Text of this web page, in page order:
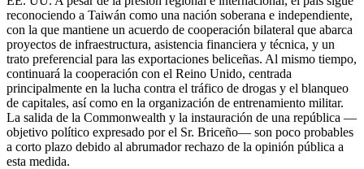
reconociendo a Taiwán como una nación soberana e independiente,
con la que mantiene un acuerdo de cooperación bilateral que abarca
proyectos de infraestructura, asistencia financiera y técnica, y un
trato preferencial para las exportaciones beliceñas. Al mismo tiempo,
continuará la cooperación con el Reino Unido, centrada
principalmente en la lucha contra el tráfico de drogas y el blanqueo
de capitales, así como en la organización de entrenamiento militar.
La salida de la Commonwealth y la instauración de una república —
objetivo político expresado por el Sr. Briceño— son poco probables
a corto plazo debido al abrumador rechazo de la opinión pública a
esta medida.